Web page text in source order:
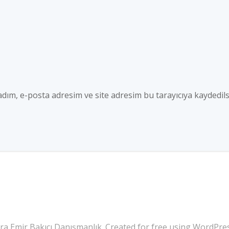
e-posta adresim ve site adresim bu tarayıcıya